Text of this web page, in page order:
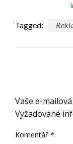
Tagged:
Vaše e-
Vyžadované
Komentář *